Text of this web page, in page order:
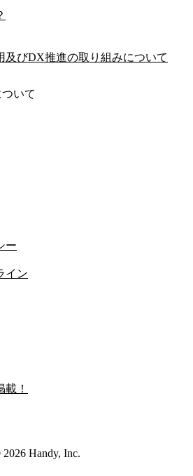
及びDX推進の取り組みについて
いて
ー
イン
！
Handy, Inc.